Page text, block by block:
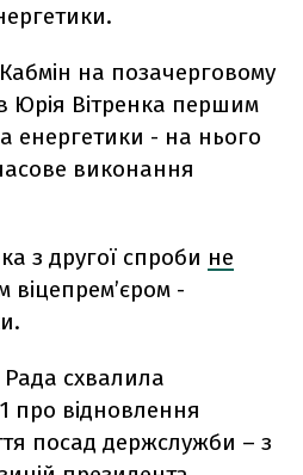
на позачерговому
Юрія Вітренка першим
енергетики - на нього
виконання
з другої спроби не
віцепрем’єром -
схвалила
про відновлення
посад держслужби – з